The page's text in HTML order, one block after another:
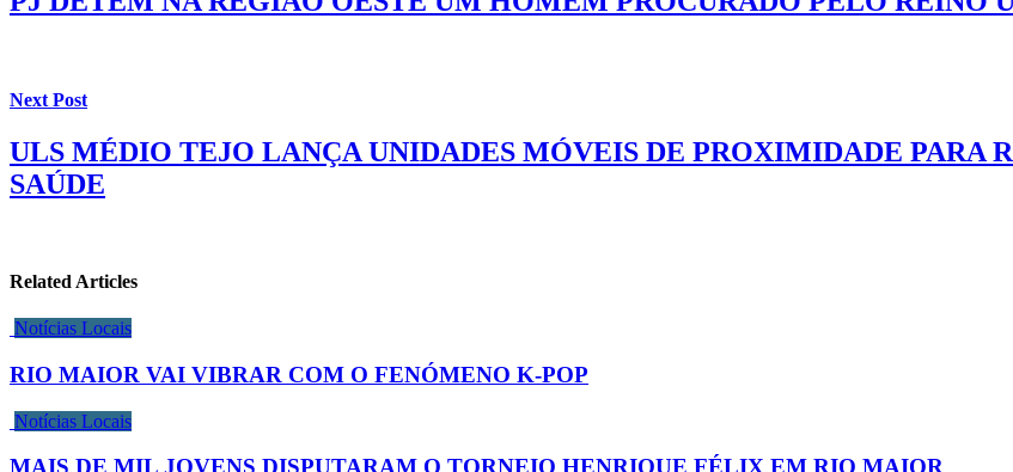
Next Post
ULS MÉDIO TEJO LANÇA UNIDADES MÓVEIS DE PROXIMIDADE PARA
SAÚDE
Related Articles
Notícias Locais
RIO MAIOR VAI VIBRAR COM O FENÓMENO K-POP
Notícias Locais